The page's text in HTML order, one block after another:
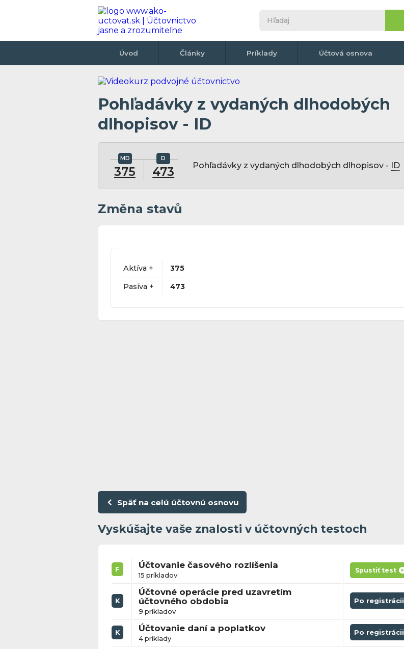
Úvod Články Príklady Účtová osnova
Pohľadávky z vydaných dlhodobých
dlhopisov - ID
375 473 Pohľadávky z vydaných dlhodobých dlhopisov - ID
Změna stavů
Aktíva +
375
Pasíva +
473
Späť na celú účtovnú osnovu
Vyskúšajte vaše znalosti v účtovných testoch
F Účtovanie časového rozlíšenia
15 príkladov
Spustiť test
K
Účtovné operácie pred uzavretím
účtovného obdobia
9 príkladov
Po registrácii
K Účtovanie daní a poplatkov
4 príklady
Po registrácii